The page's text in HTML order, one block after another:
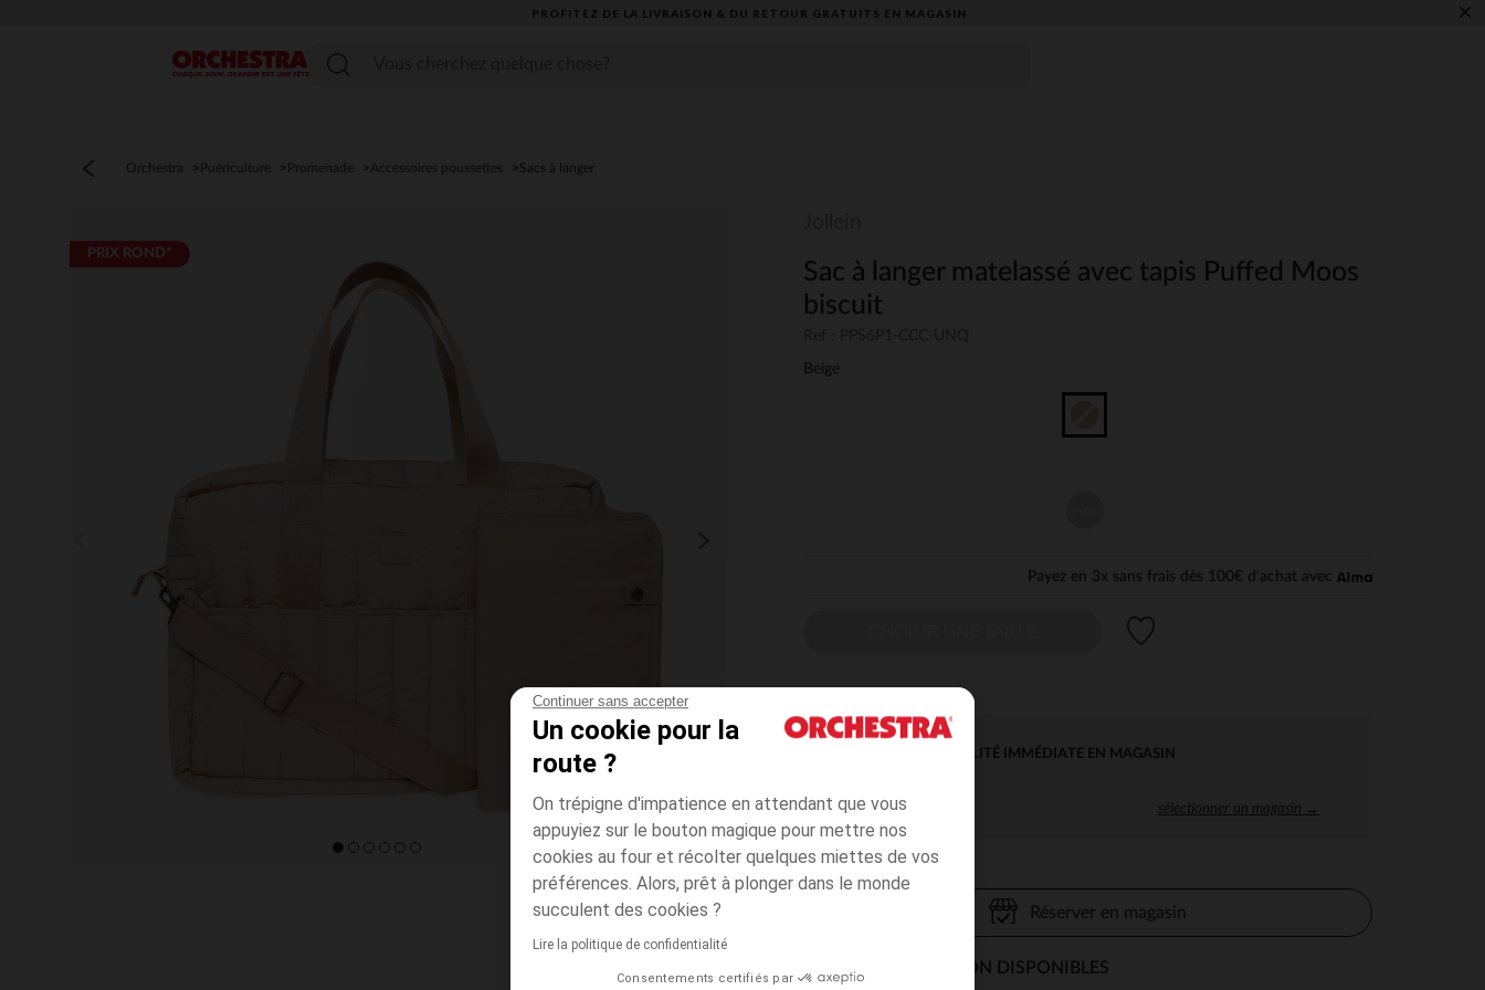
Continuer sans accepter
Un cookie pour la
route ?
On trépigne d'impatience en attendant que vous
appuyiez sur le bouton magique pour mettre nos
cookies au four et récolter quelques miettes de vos
préférences. Alors, prêt à plonger dans le monde
succulent des cookies ?
Lire la politique de confidentialité
Consentements certifiés par
PROFITEZ DE LA LIVRAISON & DU RETOUR GRATUITS EN MAGASIN​ ×
Menu
Orchestra Puériculture Promenade Accessoires poussettes Sacs à langer
PRIX ROND*
Sac à langer matelassé avec tapis Puffed Moos
biscuit
Beige
Payez en 3x sans frais dès 100€ d'achat avec
DISPONIBILITÉ IMMÉDIATE EN MAGASIN
sélectionner un magasin →
Réserver en magasin
MODES DE LIVRAISON DISPONIBLES